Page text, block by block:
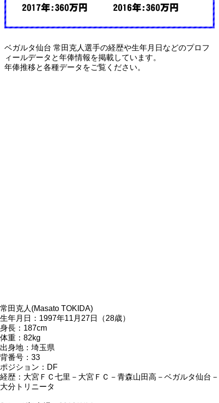
ベガルタ仙台 常田克人選手の経歴や生年月日などのプロフ
ィールデータと年俸情報を掲載しています。
年俸推移と各種データをご覧ください。
常田克人(Masato TOKIDA)
生年月日：1997年11月27日（28歳）
身長：187cm
体重：82kg
出身地：埼玉県
背番号：33
ポジション：DF
経歴：大宮ＦＣ七里－大宮ＦＣ－青森山田高－ベガルタ仙台－
大分トリニータ